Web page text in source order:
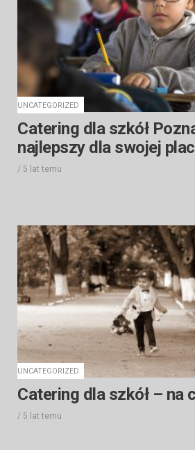
UNCATEGORIZED
Catering dla szkół
najlepszy dla swojej
/ 5 lat temu
UNCATEGORIZED
Catering dla szkół – na
/ 5 lat temu